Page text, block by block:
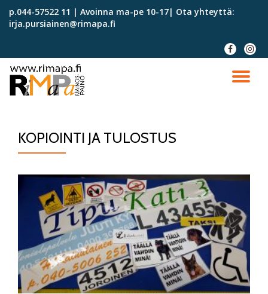
Skip
p.044-57522 11 | Avoinna ma-pe 10-17| Ota yhteyttä:
irja.pursiainen@rimapa.fi
fa-
facebook
fa-
KOPIOINTI JA TULOSTUS